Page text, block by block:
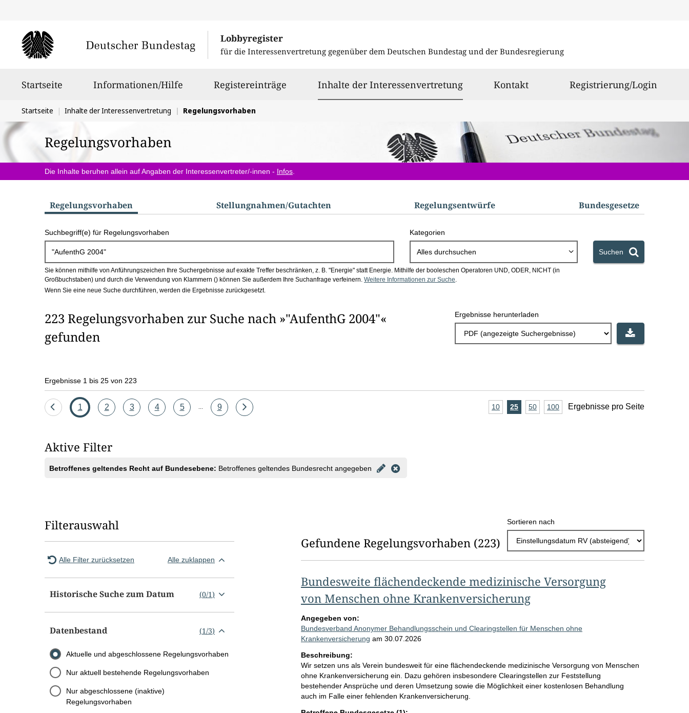
Lobbyregister
für die Interessenvertretung gegenüber dem Deutschen Bundestag und der Bundesregierung
Startseite Informationen/Hilfe Registereinträge Inhalte der Interessenvertretungausgewählt
Kontakt Registrierung/Login
Sie
befinden
sich
hier:
Startseite Inhalte der Interessenvertretung Regelungsvorhaben
Regelungsvorhaben
Die Inhalte beruhen allein auf Angaben der Interessenvertreter/-innen - Infos
S
u
c
h
b
x
Regelungs­vorhaben Stellungnahmen/​Gutachten Regelungs­entwürfe Bundes­gesetze
Suchbegriff(e) für Regelungsvorhaben Kategorien
Alles durchsuchen Suchen
Sie können mithilfe von Anführungszeichen Ihre Suchergebnisse auf exakte Treffer beschränken, z. B. "Energie" statt Energie. Mithilfe der booleschen Operatoren UND, ODER, NICHT (in
Großbuchstaben) und durch die Verwendung von Klammern () können Sie außerdem Ihre Suchanfrage verfeinern. Weitere Informationen zur Suche.
Wenn Sie eine neue Suche durchführen, werden die Ergebnisse zurückgesetzt.
223 Regelungsvorhaben zur Suche nach »"AufenthG 2004"«
gefunden
Ergebnisse herunterladen
Ergebnisse 1 bis 25 von 223
Eine
Seite
1 Seite
2 Seite
3 Seite
4 Seite
5 Seite
9
Eine
A
g
e
b
n
s
e
p
10Ergebnisse
25Ergebnisse
50Ergebnisse
100Ergebnisse
Ergebnisse pro Seite
Aktive Filter
Betroffenes geltendes Recht auf Bundesebene: Betroffenes geltendes Bundesrecht angegeben
Filterauswahl
Alle Filter zurücksetzen Alle zuklappen
Historische Suche zum Datum (0/1)
Datenbestand (1/3)
Aktuelle und abgeschlossene Regelungsvorhaben
Nur aktuell bestehende Regelungsvorhaben
Nur abgeschlossene (inaktive)
Regelungsvorhaben
Gefundene Regelungsvorhaben (223)
Sortieren nach
Bundesweite flächendeckende medizinische Versorgung
von Menschen ohne Krankenversicherung
Angegeben von:
Bundesverband Anonymer Behandlungsschein und Clearingstellen für Menschen ohne
Krankenversicherung am 30.07.2026
Beschreibung:
Wir setzen uns als Verein bundesweit für eine flächendeckende medizinische Versorgung von Menschen
ohne Krankenversicherung ein. Dazu gehören insbesondere Clearingstellen zur Feststellung
bestehender Ansprüche und deren Umsetzung sowie die Möglichkeit einer kostenlosen Behandlung
auch im Falle einer fehlenden Krankenversicherung.